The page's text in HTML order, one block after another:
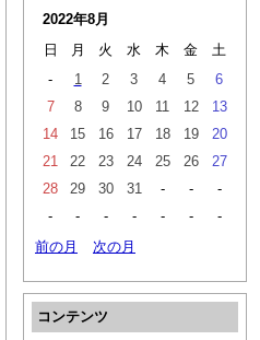
2022年8月
日
月 火 水 木 金
土
-
1 2 3 4 5
6
7
8 9 10 11 12
13
14
15 16 17 18 19
20
21
22 23 24 25 26
27
28
29 30 31 - -
-
-
- - - - -
-
前の月
次の月
コンテンツ